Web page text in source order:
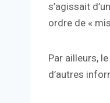
s’agissait
ordre de «
Par ailleurs,
d’autres